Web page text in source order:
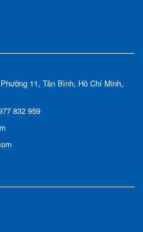
11, Tân Bình, Hồ Chí Minh,
832 959